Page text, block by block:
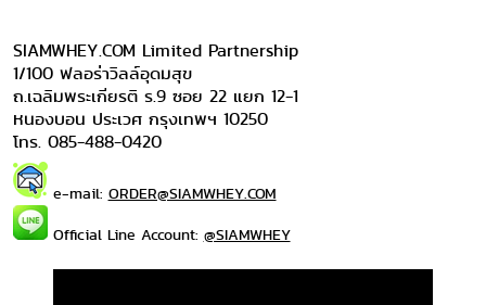
SIAMWHEY.COM Limited Partnership
1/100 ฟลอร่าวิลล์อุดมสุข
ถ.เฉลิมพระเกียรติ ร.9 ซอย 22 แยก 12-1
หนองบอน ประเวศ กรุงเทพฯ 10250
โทร. 085-488-0420
e-mail: ORDER@SIAMWHEY.COM
Official Line Account: @SIAMWHEY